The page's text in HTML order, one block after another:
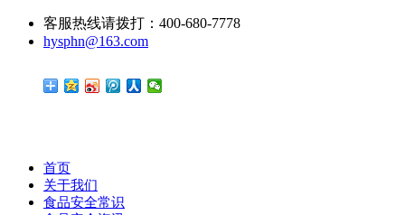
客服热线请拨打：400-680-7778
hysphn@163.com
首页
关于我们
食品安全常识